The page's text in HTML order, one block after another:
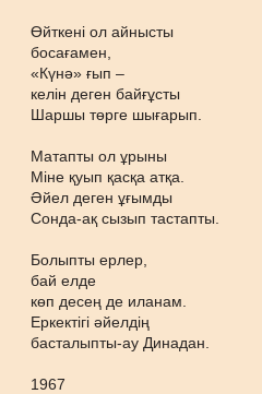
Өйткені ол айнысты
босағамен,
«Күнә» ғып –
келін деген байғұсты
Шаршы төрге шығарып.
Матапты ол ұрыны
Міне қуып қасқа атқа.
Әйел деген ұғымды
Сонда-ақ сызып тастапты.
Болыпты ерлер,
бай елде
көп десең де иланам.
Еркектігі әйелдің
басталыпты-ау Динадан.
1967